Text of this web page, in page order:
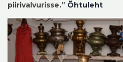
piirivalvurisse.” Õhtuleht